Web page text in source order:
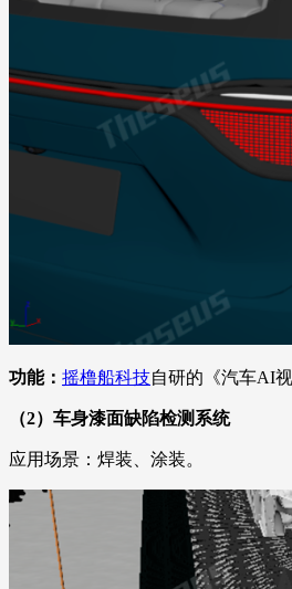
功能： 摇橹船科技自研的《汽车AI
（2） 车身漆面缺陷检测系统
应用场景：焊装、涂装。